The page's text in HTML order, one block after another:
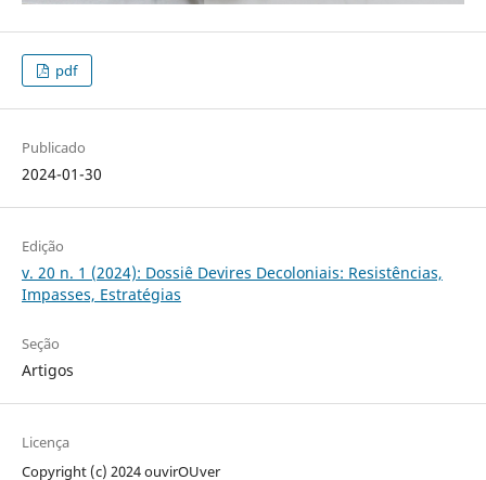
pdf
Publicado
2024-01-30
Edição
v. 20 n. 1 (2024): Dossiê Devires Decoloniais: Resistências,
Impasses, Estratégias
Seção
Artigos
Licença
Copyright (c) 2024 ouvirOUver